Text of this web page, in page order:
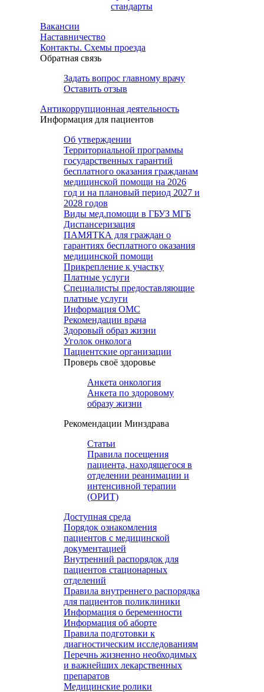
стандарты
Вакансии
Наставничество
Контакты. Схемы проезда
Обратная связь
Задать вопрос главному врачу
Оставить отзыв
Антикоррупционная деятельность
Информация для пациентов
Об утверждении
Территориальной программы
государственных гарантий
бесплатного оказания гражданам
медицинской помощи на 2026
год и на плановый период 2027 и
2028 годов
Виды мед.помощи в ГБУЗ МГБ
Диспансеризация
ПАМЯТКА для граждан о
гарантиях бесплатного оказания
медицинской помощи
Прикрепление к участку
Платные услуги
Специалисты предоставляющие
платные услуги
Информация ОМС
Рекомендации врача
Здоровый образ жизни
Уголок онколога
Пациентские организации
Проверь своё здоровье
Анкета онкология
Анкета по здоровому
образу жизни
Рекомендации Минздрава
Статьи
Правила посещения
пациента, находящегося в
отделении реанимации и
интенсивной терапии
(ОРИТ)
Доступная среда
Порядок ознакомления
пациентов с медицинской
документацией
Внутренний распорядок для
пациентов стационарных
отделений
Правила внутреннего распорядка
для пациентов поликлиники
Информация о беременности
Информация об аборте
Правила подготовки к
диагностическим исследованиям
Перечнь жизненно необходимых
и важнейших лекарственных
препаратов
Медицинские ролики